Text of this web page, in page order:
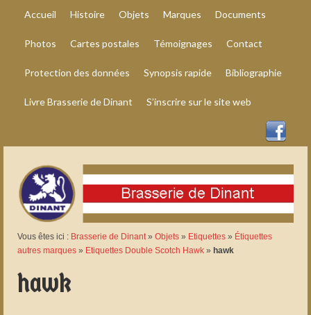
Accueil Histoire Objets Marques Documents
Photos Cartes postales Témoignages Contact
Protection des données Synopsis rapide Bibliographie
Livre Brasserie de Dinant S’inscrire sur le site web
Vous êtes ici : Brasserie de Dinant» Objets » Etiquettes » Étiquettes
autres marques » Etiquettes Double Scotch Hawk » hawk
hawk